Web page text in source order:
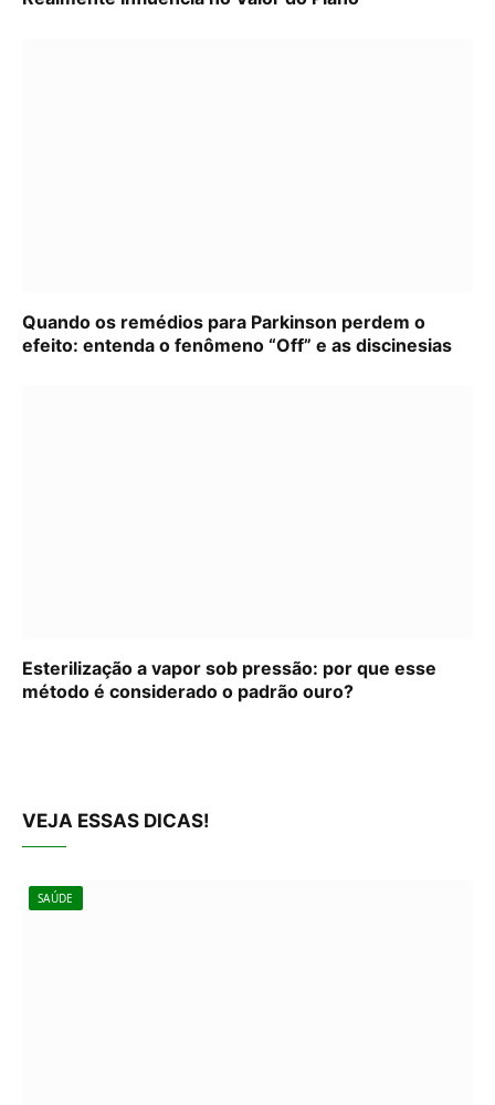
Quando os remédios para Parkinson perdem o
efeito: entenda o fenômeno “Off” e as discinesias
Esterilização a vapor sob pressão: por que esse
método é considerado o padrão ouro?
VEJA ESSAS DICAS!
SAÚDE